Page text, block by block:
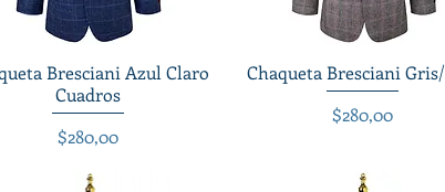
Vista rápida
Bresciani Azul Claro
Cuadros
Precio
$280,00
Vista rápida
Chaqueta Bresciani
Precio
$280,00